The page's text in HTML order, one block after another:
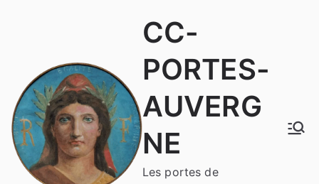
CC-
PORTES-
AUVERG
NE
Les portes de